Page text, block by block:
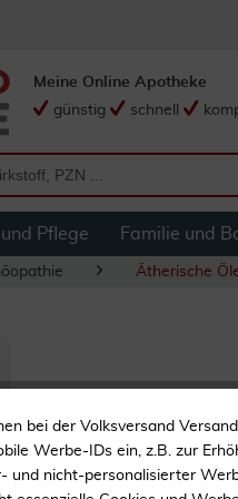
Meine Online Apotheke
günstig
schnell
Pflege Familie und
Ätherische
bei der Volksversand
Werbe-IDs ein, z.B. zur
und nicht-personalisierter